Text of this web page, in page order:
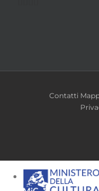
Contatti